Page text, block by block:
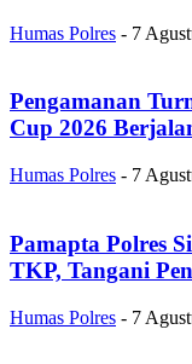
Humas Polres - 7
Pengamanan
Cup 2026
Humas Polres - 7
Pamapta Polres
TKP, Tangani
Humas Polres - 7